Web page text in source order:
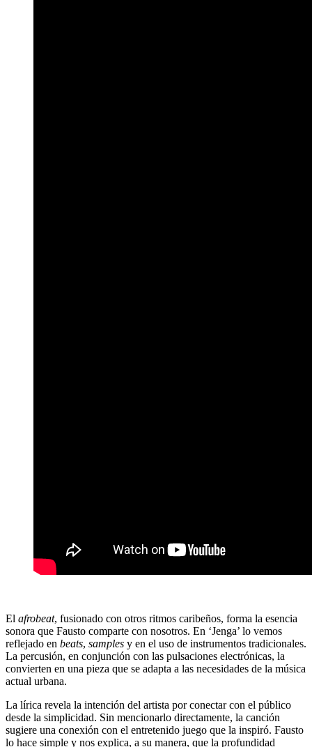
El afrobeat, fusionado con otros ritmos caribeños, forma la esencia
sonora que Fausto comparte con nosotros. En ‘Jenga’ lo vemos
reflejado en beats, samples y en el uso de instrumentos tradicionales.
La percusión, en conjunción con las pulsaciones electrónicas, la
convierten en una pieza que se adapta a las necesidades de la música
actual urbana.
La lírica revela la intención del artista por conectar con el público
desde la simplicidad. Sin mencionarlo directamente, la canción
sugiere una conexión con el entretenido juego que la inspiró. Fausto
lo hace simple y nos explica, a su manera, que la profundidad